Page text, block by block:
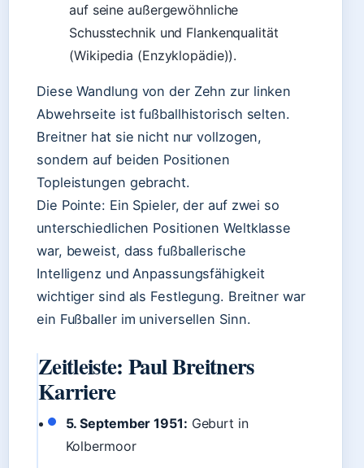
auf seine außergewöhnliche
Schusstechnik und Flankenqualität
(Wikipedia (Enzyklopädie)).
Diese Wandlung von der Zehn zur linken
Abwehrseite ist fußballhistorisch selten.
Breitner hat sie nicht nur vollzogen,
sondern auf beiden Positionen
Topleistungen gebracht.
Die Pointe: Ein Spieler, der auf zwei so
unterschiedlichen Positionen Weltklasse
war, beweist, dass fußballerische
Intelligenz und Anpassungsfähigkeit
wichtiger sind als Festlegung. Breitner war
ein Fußballer im universellen Sinn.
Zeitleiste: Paul Breitners
Karriere
5. September 1951: Geburt in
Kolbermoor